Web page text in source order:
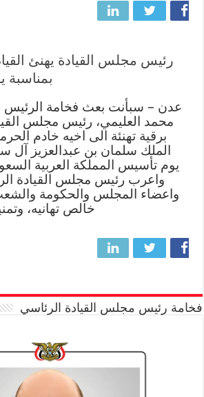
رئيس مجلس القيادة يهنئ
بمناسبة
عدن – سبأنت بعث فخامة الرئيس
محمد العليمي، رئيس مجلس
برقية تهنئة الى اخيه خادم
الملك سلمان بن عبدالعزيز آل
يوم تأسيس المملكة العربية
واعرب رئيس مجلس القيادة
واعضاء المجلس والحكومة
خالص تهانيه،
فخامة رئيس مجلس القيادة الرئاسي